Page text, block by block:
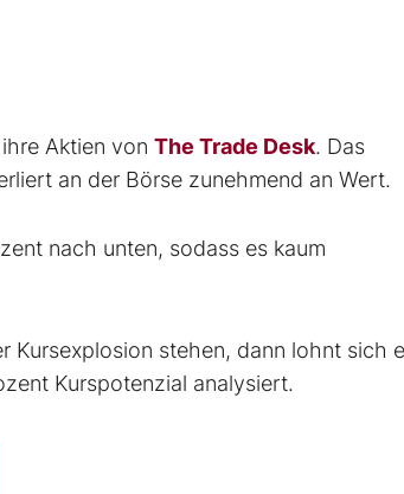
Aktien von The Trade Desk. Das
an der Börse zunehmend an Wert.
nach unten, sodass es kaum
Kursexplosion stehen, dann lohnt sich
Kurspotenzial analysiert.